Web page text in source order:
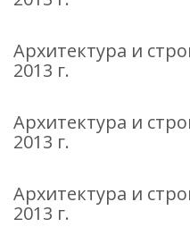
Архитектура и
2013 г.
Архитектура и
2013 г.
Архитектура и
2013 г.